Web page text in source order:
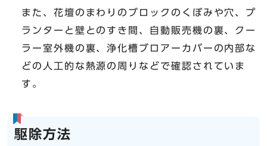
また、花壇のまわりのブロックのくぼみや穴、プ
ランターと壁とのすき間、自動販売機の裏、クー
ラー室外機の裏、浄化槽ブロアーカバーの内部な
どの人工的な熱源の周りなどで確認されていま
す。
駆除方法